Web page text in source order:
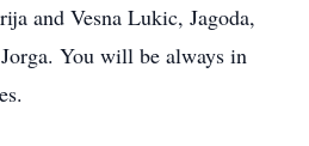
and Vesna Lukic, Jagoda,
You will be always in